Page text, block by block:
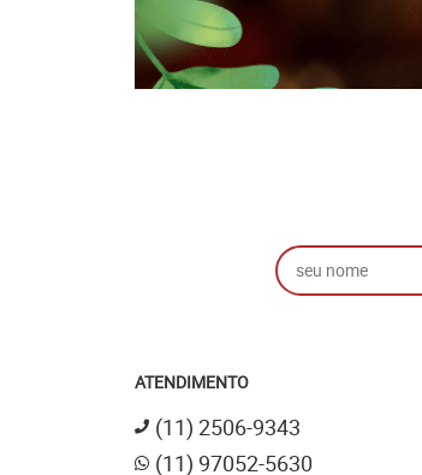
ATENDIMENTO
(11) 2506-9343
(11) 97052-5630